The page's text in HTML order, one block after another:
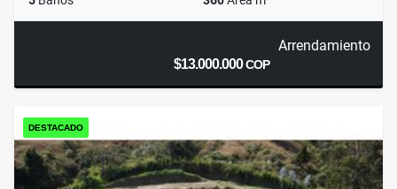
Arrendamiento
$13.000.000COP
DESTACADO